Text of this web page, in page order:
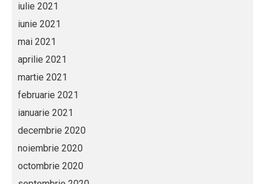
iulie 2021
iunie 2021
mai 2021
aprilie 2021
martie 2021
februarie 2021
ianuarie 2021
decembrie 2020
noiembrie 2020
octombrie 2020